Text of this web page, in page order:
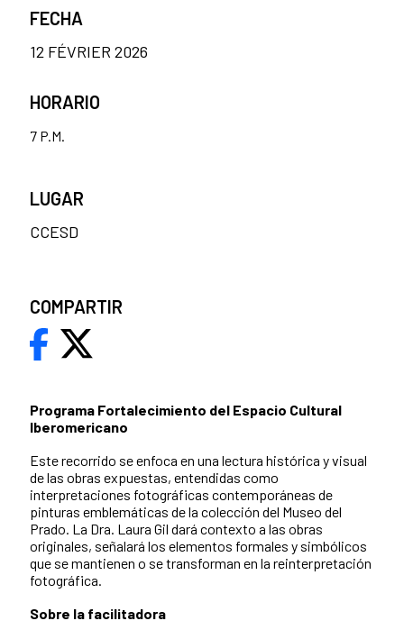
Programa Fortalecimiento del Espacio Cultural
Iberomericano
Este recorrido se enfoca en una lectura histórica y visual
de las obras expuestas, entendidas como
interpretaciones fotográficas contemporáneas de
pinturas emblemáticas de la colección del Museo del
Prado. La Dra. Laura Gil dará contexto a las obras
originales, señalará los elementos formales y simbólicos
que se mantienen o se transforman en la reinterpretación
fotográfica.
Sobre la facilitadora
FECHA
12 FÉVRIER 2026
HORARIO
7 P.M.
LUGAR
CCESD
COMPARTIR